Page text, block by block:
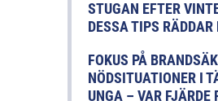
STUGAN EFTER
DESSA TIPS RÄDDAR
FOKUS PÅ
NÖDSITUATIONER I
UNGA – VAR FJÄRDE